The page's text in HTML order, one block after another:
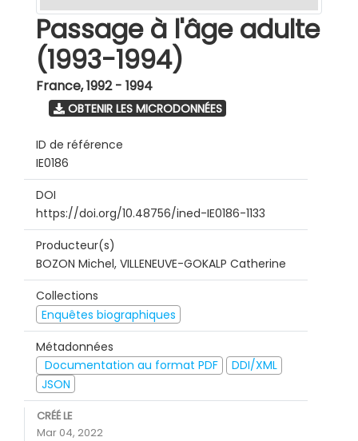
Passage à l'âge adulte
(1993-1994)
France,1992 - 1994
OBTENIR LES MICRODONNÉES
ID de référence
IE0186
DOI
https://doi.org/10.48756/ined-IE0186-1133
Producteur(s)
BOZON Michel, VILLENEUVE-GOKALP Catherine
Collections
Enquêtes biographiques
Métadonnées
Documentation au format PDF
DDI/XML
JSON
CRÉÉ LE
Mar 04, 2022